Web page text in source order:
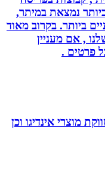
נמצאת במיתר,
ביותר. בקרוב מאוד
, אם מעניין
.
אינדיגו וכן